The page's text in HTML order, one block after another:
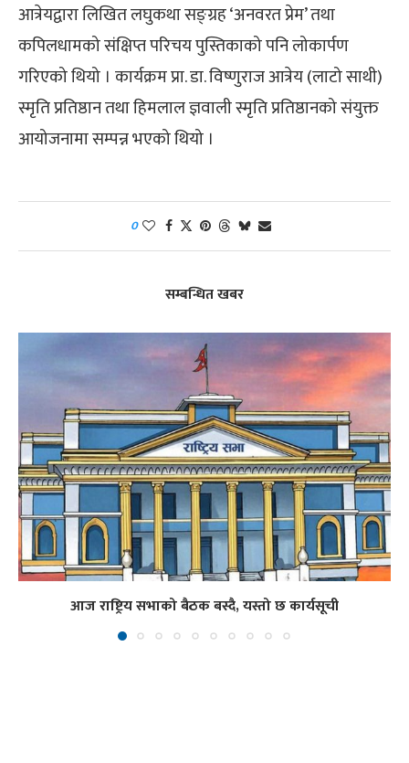
आत्रेयद्वारा लिखित लघुकथा सङ्ग्रह ‘अनवरत प्रेम’ तथा
कपिलधामको संक्षिप्त परिचय पुस्तिकाको पनि लोकार्पण
गरिएको थियो । कार्यक्रम प्रा. डा. विष्णुराज आत्रेय (लाटो साथी)
स्मृति प्रतिष्ठान तथा हिमलाल ज्ञवाली स्मृति प्रतिष्ठानको संयुक्त
आयोजनामा सम्पन्न भएको थियो ।
0
सम्बन्धित खबर
आज राष्ट्रिय सभाको बैठक बस्दै, यस्तो छ कार्यसूची